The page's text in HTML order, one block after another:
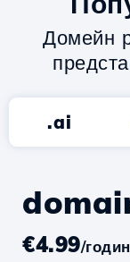
Домейн
.ai
€4.99/